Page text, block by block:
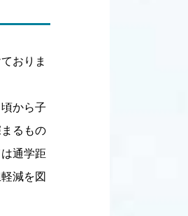
おりま
から子
るもの
通学距
減を図